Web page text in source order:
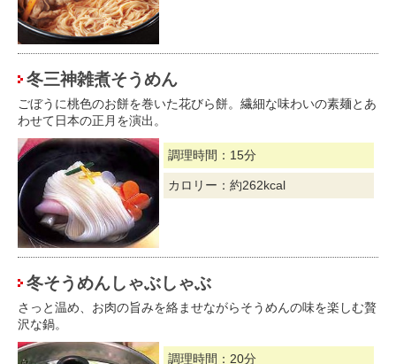
冬三神雑煮そうめん
ごぼうに桃色のお餅を巻いた花びら餅。繊細な味わいの素麺とあ
わせて日本の正月を演出。
調理時間：15分
カロリー：約262kcal
冬そうめんしゃぶしゃぶ
さっと温め、お肉の旨みを絡ませながらそうめんの味を楽しむ贅
沢な鍋。
調理時間：20分